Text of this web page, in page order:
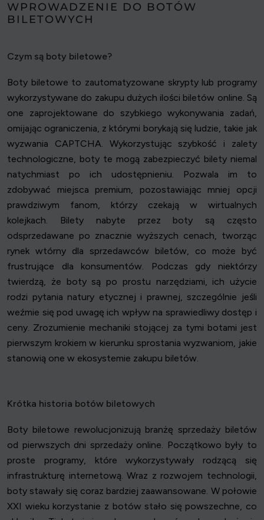
WPROWADZENIE DO BOTÓW
BILETOWYCH
Czym są boty biletowe?
Boty biletowe to zautomatyzowane skrypty lub programy
wykorzystywane do zakupu dużych ilości biletów online. Są
one zaprojektowane do szybkiego wykonywania zadań,
omijając ograniczenia, z którymi borykają się ludzie, takie jak
wyzwania CAPTCHA. Wykorzystując szybkość i zalety
technologiczne, boty te mogą zabezpieczyć bilety niemal
natychmiast po ich udostępnieniu. Pozwala im to
zdobywać miejsca premium, pozostawiając mniej opcji
prawdziwym fanom, którzy czekają w wirtualnych
kolejkach. Bilety nabyte przez boty są często
odsprzedawane po znacznie wyższych cenach, tworząc
rynek wtórny dla sprzedawców biletów, co może być
frustrujące dla konsumentów. Podczas gdy niektórzy
twierdzą, że boty są po prostu narzędziami, ich użycie
rodzi pytania natury etycznej i prawnej, szczególnie jeśli
weźmie się pod uwagę ich wpływ na sprawiedliwy dostęp i
ceny. Zrozumienie mechaniki stojącej za tymi botami jest
pierwszym krokiem w kierunku sprostania wyzwaniom, jakie
stanowią one w ekosystemie zakupu biletów.
Krótka historia botów biletowych
Boty biletowe rewolucjonizują branżę sprzedaży biletów
od pierwszych dni sprzedaży online. Początkowo były to
proste programy, które wykorzystywały rodzącą się
infrastrukturę internetową. Wraz z rozwojem technologii,
boty stawały się coraz bardziej zaawansowane. W połowie
XXI wieku korzystanie z botów stało się powszechne, co